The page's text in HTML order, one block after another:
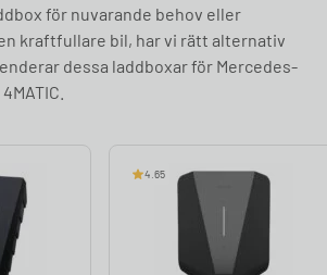
för nuvarande behov eller
kraftfullare bil, har vi rätt alternativ
dessa laddboxar för Mercedes-
4.65